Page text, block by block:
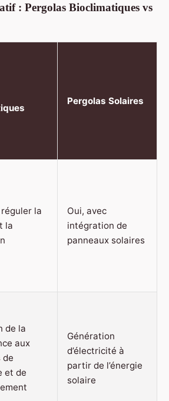
: Pergolas Bioclimatiques vs
Pergolas Solaires
la
la
Oui, avec
intégration de
panneaux solaires
de la
aux
de
et de
Génération
d’électricité à
partir de l’énergie
solaire